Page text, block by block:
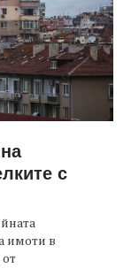
с
имоти в